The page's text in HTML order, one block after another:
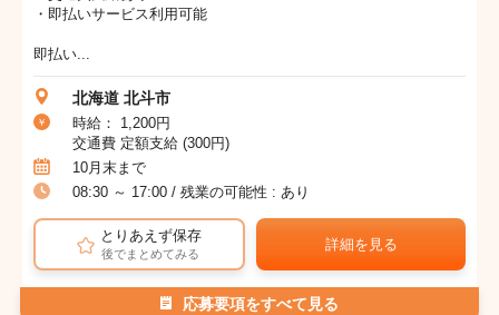
・即払いサービス利用可能
即払い...
北海道 北斗市
時給： 1,200円
交通費 定額支給 (300円)
10月末まで
08:30 ～ 17:00 / 残業の可能性 : あり
とりあえず保存
後でまとめてみる
詳細を見る
応募要項をすべて見る